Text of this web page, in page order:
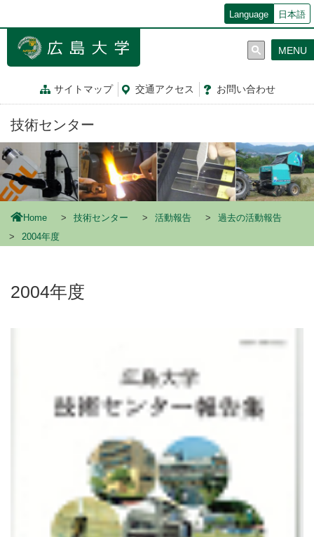
ン
動
Language 日本語
サイトマップ 交通アクセス お問い合わせ
MENU
技術センター
Home 技術センター 活動報告
過去の活動報告
2004年度
2004年度